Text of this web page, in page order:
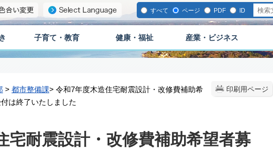
すべて ページ PDF ID
子育て・教育 健康・福祉 産業・ビジネス
印刷用ページ
> 都市整備課> 令和7年度木造住宅耐震設計・改修費補助希
は終了いたしました
宅耐震設計・改修費補助希望者募